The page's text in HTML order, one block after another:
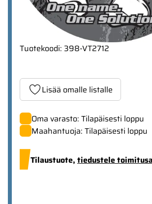
Tuotekoodi: 398-VT2712
Lisää omalle listalle
Oma varasto: Tilapäisesti loppu
Maahantuoja: Tilapäisesti loppu
Tilaustuote, tiedustele